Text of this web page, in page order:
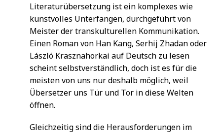
Literaturübersetzung ist ein komplexes wie
kunstvolles Unterfangen, durchgeführt von
Meister der transkulturellen Kommunikation.
Einen Roman von Han Kang, Serhij Zhadan oder
László Krasznahorkai auf Deutsch zu lesen
scheint selbstverständlich, doch ist es für die
meisten von uns nur deshalb möglich, weil
Übersetzer uns Tür und Tor in diese Welten
öffnen.
Gleichzeitig sind die Herausforderungen im